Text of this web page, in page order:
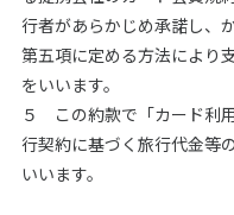
行者があらかじめ承諾し、
第五項に定める方法により
をいいます。
５ この約款で「カード利
行契約に基づく旅行代金等
いいます。